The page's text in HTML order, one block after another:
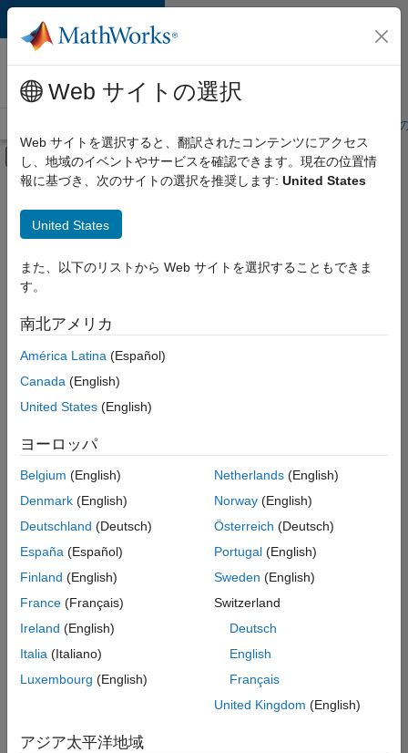
コンテンツへスキップ
MathWorks 採用
情報
学生・キャリア初期
オフキャンバス ナビゲーション メ
メインコンテンツ
絞り込み条件
IT
企業向けセールス
教育機関向けセールス
マーケティング コミュニケーション
法務
選
し
人
の
保
存
一
部
人
情
は
翻
れ
Web サイトの選択
Web サイトを選択すると、翻訳されたコンテンツにアクセス
し、地域のイベントやサービスを確認できます。現在の位置情
報に基づき、次のサイトの選択を推奨します: United States
United States
また、以下のリストから Web サイトを選択することもできま
す。
南北アメリカ
América Latina (Español)
Canada (English)
United States (English)
ヨーロッパ
Belgium (English)
Denmark (English)
Deutschland (Deutsch)
España (Español)
Finland (English)
France (Français)
Ireland (English)
Italia (Italiano)
Luxembourg (English)
Netherlands(English)
Norway(English)
Österreich (Deutsch)
Portugal(English)
Sweden (English)
Switzerland
Deutsch
English
Français
United Kingdom (English)
アジア太平洋地域